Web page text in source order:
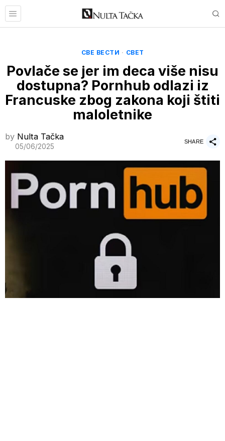
СВЕ ВЕСТИ · СВЕТ
Povlače se jer im deca više nisu
dostupna? Pornhub odlazi iz
Francuske zbog zakona koji štiti
maloletnike
by Nulta Tačka
05/06/2025
SHARE